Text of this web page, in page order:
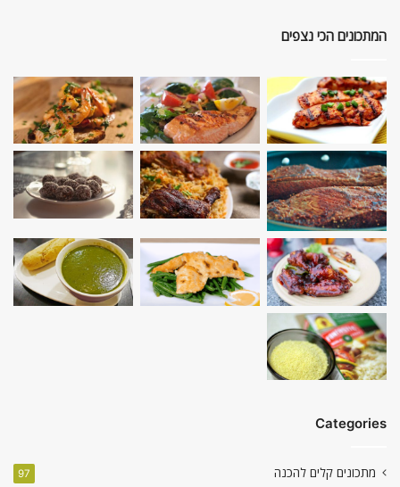
המתכונים הכי נצפים
Categories
מתכונים קלים להכנה 97